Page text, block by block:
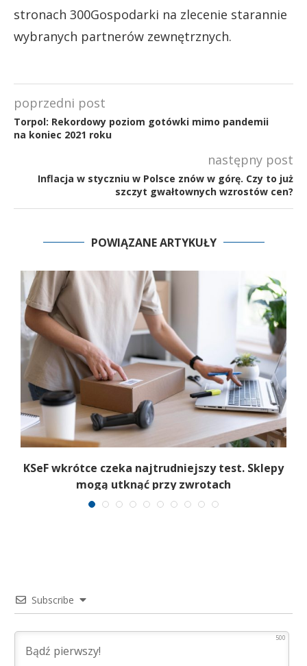
stronach 300Gospodarki na zlecenie starannie
wybranych partnerów zewnętrznych.
poprzedni post
Torpol: Rekordowy poziom gotówki mimo pandemii
na koniec 2021 roku
następny post
Inflacja w styczniu w Polsce znów w górę. Czy to już
szczyt gwałtownych wzrostów cen?
POWIĄZANE ARTYKUŁY
KSeF wkrótce czeka najtrudniejszy test. Sklepy
mogą utknąć przy zwrotach
Subscribe
500